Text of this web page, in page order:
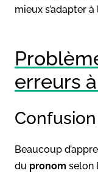
mieux s’adapter à
erreurs
Beaucoup
du pronom selon